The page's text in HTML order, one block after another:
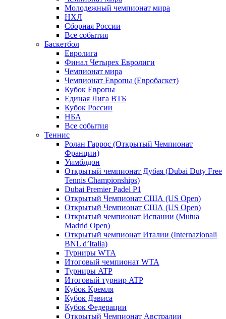
Молодежный чемпионат мира
НХЛ
Сборная России
Все события
Баскетбол
Евролига
Финал Четырех Евролиги
Чемпионат мира
Чемпионат Европы (Евробаскет)
Кубок Европы
Единая Лига ВТБ
Кубок России
НБА
Все события
Теннис
Ролан Гаррос (Открытый Чемпионат
Франции)
Уимблдон
Открытый чемпионат Дубая (Dubai Duty Free
Tennis Championships)
Dubai Premier Padel P1
Открытый Чемпионат США (US Open)
Открытый Чемпионат США (US Open)
Открытый чемпионат Испании (Mutua
Madrid Open)
Открытый чемпионат Италии (Internazionali
BNL d’Italia)
Турниры WTA
Итоговый чемпионат WTA
Турниры ATP
Итоговый турнир ATP
Кубок Кремля
Кубок Дэвиса
Кубок Федерации
Открытый Чемпионат Австралии